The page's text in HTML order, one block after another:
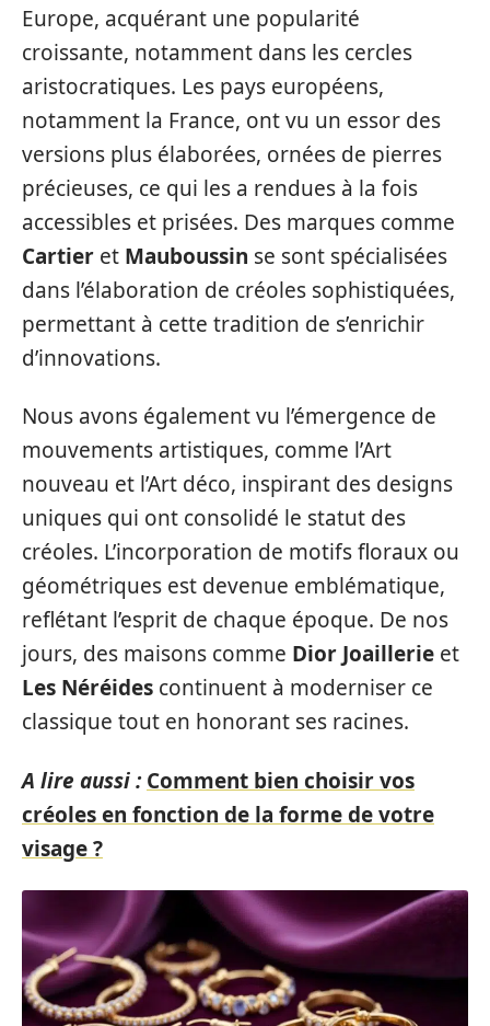
Europe, acquérant une popularité
croissante, notamment dans les cercles
aristocratiques. Les pays européens,
notamment la France, ont vu un essor des
versions plus élaborées, ornées de pierres
précieuses, ce qui les a rendues à la fois
accessibles et prisées. Des marques comme
Cartier et Mauboussin se sont spécialisées
dans l’élaboration de créoles sophistiquées,
permettant à cette tradition de s’enrichir
d’innovations.
Nous avons également vu l’émergence de
mouvements artistiques, comme l’Art
nouveau et l’Art déco, inspirant des designs
uniques qui ont consolidé le statut des
créoles. L’incorporation de motifs floraux ou
géométriques est devenue emblématique,
reflétant l’esprit de chaque époque. De nos
jours, des maisons comme Dior Joaillerie et
Les Néréides continuent à moderniser ce
classique tout en honorant ses racines.
A lire aussi : Comment bien choisir vos
créoles en fonction de la forme de votre
visage ?